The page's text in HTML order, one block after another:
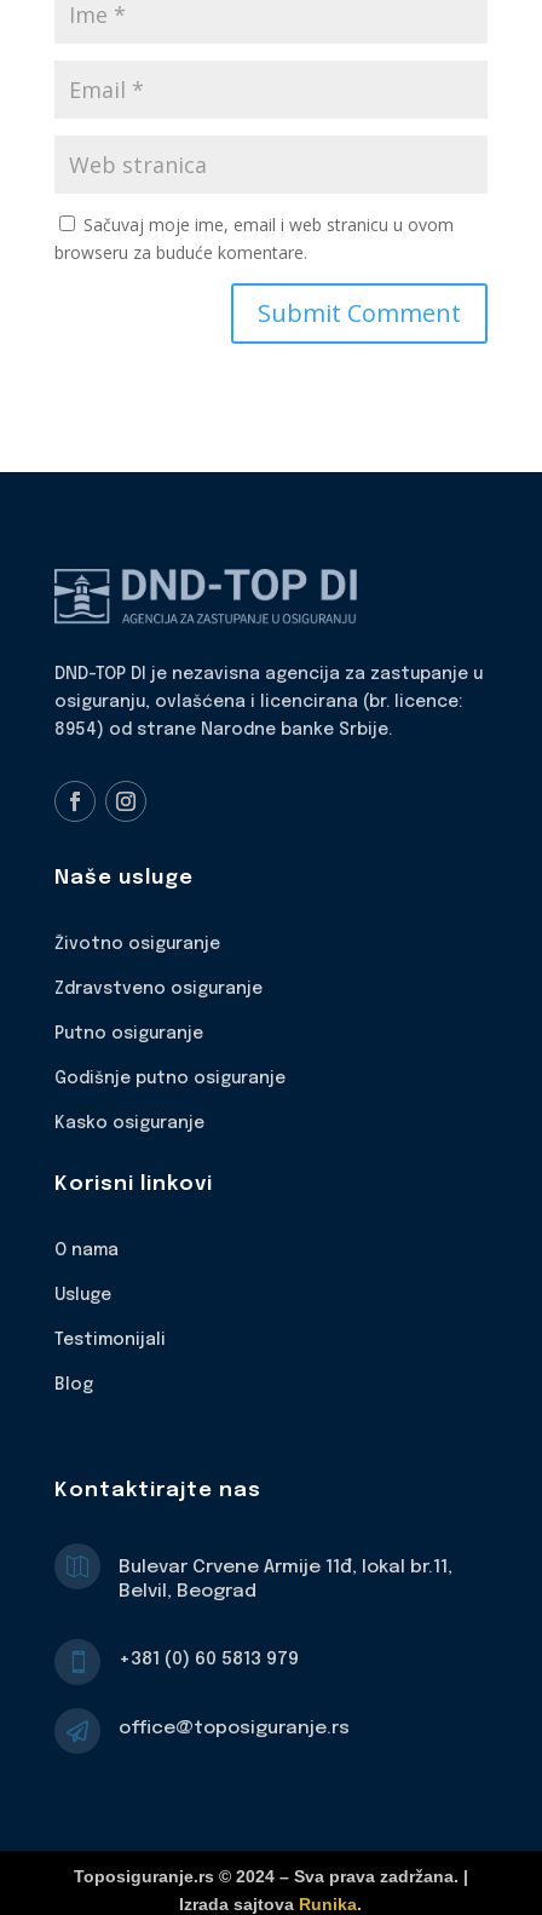
Sačuvaj moje ime, email i web stranicu u ovom
browseru za buduće komentare.
DND-TOP DI je nezavisna agencija za zastupanje u
osiguranju, ovlašćena i licencirana (br. licence:
8954) od strane Narodne banke Srbije.
Naše usluge
Životno osiguranje
Zdravstveno osiguranje
Putno osiguranje
Godišnje putno osiguranje
Kasko osiguranje
Korisni linkovi
O nama
Usluge
Testimonijali
Blog
Kontaktirajte nas
Bulevar Crvene Armije 11đ, lokal br.11,
Belvil, Beograd
+381 (0) 60 5813 979
 office@toposiguranje.rs
Toposiguranje.rs © 2024 – Sva prava zadržana. |
Izrada sajtova Runika.